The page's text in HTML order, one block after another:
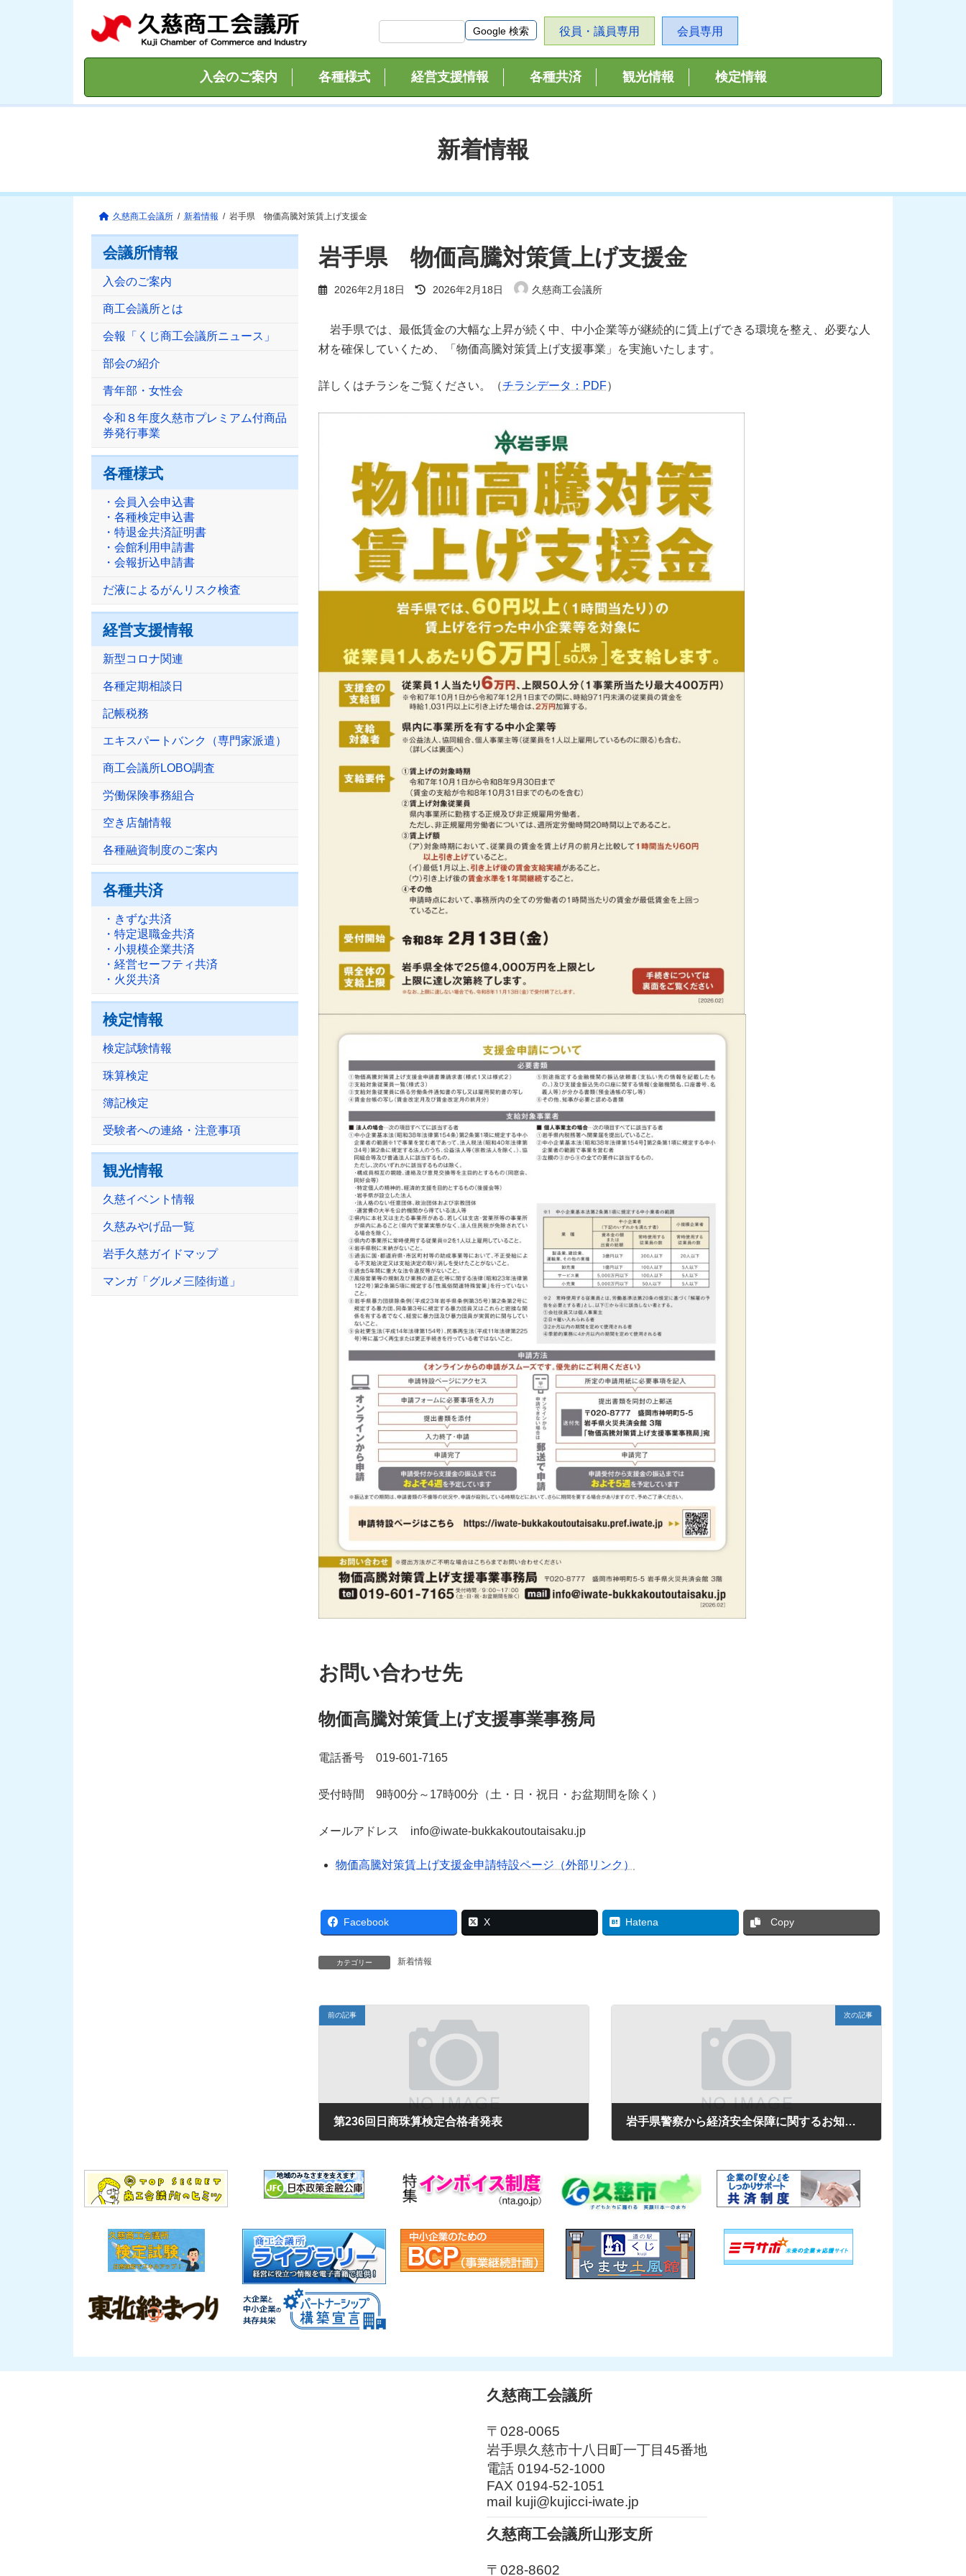
役員・議員専用 会員専用
入会のご案内 各種様式 経営支援情報 各種共済 観光情報 検定情報
新着情報
久慈商工会議所 新着情報 岩手県 物価高騰対策賃上げ支援金
岩手県 物価高騰対策賃上げ支援金
2026年2月18日
最
終
新
日
時
2026年2月18日 久慈商工会議所
岩手県では、最低賃金の大幅な上昇が続く中、中小企業等が継続的に賃上げできる環境を整え、必要な人
材を確保していくため、「物価高騰対策賃上げ支援事業」を実施いたします。
詳しくはチラシをご覧ください。（チラシデータ：PDF）
お問い合わせ先
物価高騰対策賃上げ支援事業事務局
電話番号 019-601-7165
受付時間 9時00分～17時00分（土・日・祝日・お盆期間を除く）
メールアドレス info@iwate-bukkakoutoutaisaku.jp
物価高騰対策賃上げ支援金申請特設ページ（外部リンク）
Facebook X Hatena Copy
カテゴリー 新着情報
前の記事
第236回日商珠算検定合格者発表
次の記事
岩手県警察から経済安全保障に関するお知らせ
会議所情報
入会のご案内
商工会議所とは
会報「くじ商工会議所ニュース」
部会の紹介
青年部・女性会
令和８年度久慈市プレミアム付商品
券発行事業
各種様式
・会員入会申込書
・各種検定申込書
・特退金共済証明書
・会館利用申請書
・会報折込申請書
だ液によるがんリスク検査
経営支援情報
新型コロナ関連
各種定期相談日
記帳税務
エキスパートバンク（専門家派遣）
商工会議所LOBO調査
労働保険事務組合
空き店舗情報
各種融資制度のご案内
各種共済
・きずな共済
・特定退職金共済
・小規模企業共済
・経営セーフティ共済
・火災共済
検定情報
検定試験情報
珠算検定
簿記検定
受験者への連絡・注意事項
観光情報
久慈イベント情報
久慈みやげ品一覧
岩手久慈ガイドマップ
マンガ「グルメ三陸街道」
久慈商工会議所
〒028-0065
岩手県久慈市十八日町一丁目45番地
電話 0194-52-1000
FAX 0194-52-1051
mail kuji@kujicci-iwate.jp
久慈商工会議所山形支所
〒028-8602